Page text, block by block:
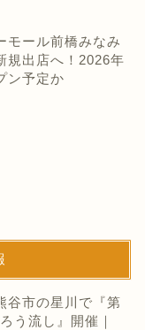
モール前橋みなみ
規出店へ！2026年
ン予定か
谷市の星川で『第
う流し』開催｜